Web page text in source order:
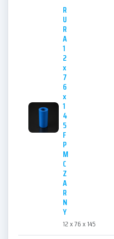
R
U
R
A
1
2
x
7
6
x
1
4
5
F
P
M
C
Z
A
R
N
Y
12 x 76 x 145